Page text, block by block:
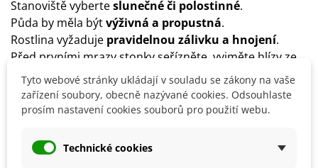
Stanoviště vyberteslunečné či polostinné.
Půda by měla býtvýživná a propustná.
Rostlina vyžaduje pravidelnou zálivku a hnojení.
Před prvními mrazy stonky seřízněte, vyjměte hlízy ze
země a očistěte je.
Hlízy se takto uloží do nádoby se suchou rašelinou či
pískemdo chladné místnosti při teplotě 5–15 °C
Detaily produktu
Tyto webové stránky ukládají v souladu se zákony na vaše
zařízení soubory, obecně nazývané cookies. Odsouhlaste
prosím nastavení cookies souborů pro použití webu.
Technické cookies